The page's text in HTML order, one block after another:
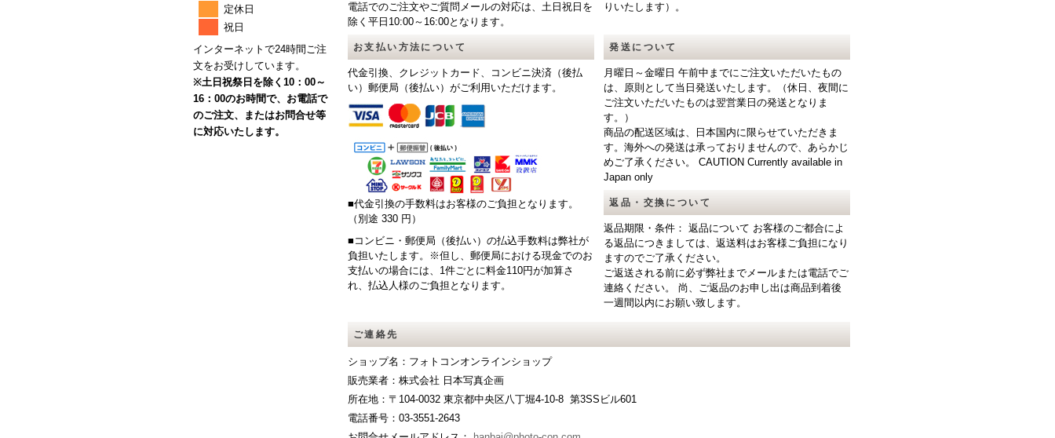
定休日
祝日
インターネットで24時間ご注
文をお受けしています。
※土日祝祭日を除く10：00～
16：00のお時間で、お電話で
のご注文、またはお問合せ等
に対応いたします。
電話でのご注文やご質問メールの対応は、土日祝日を
除く平日10:00～16:00となります。
お支払い方法について
代金引換、クレジットカード、コンビニ決済（後払
い）郵便局（後払い）がご利用いただけます。
■代金引換の手数料はお客様のご負担となります。
（別途 330 円）
■コンビニ・郵便局（後払い）の払込手数料は弊社が
負担いたします。※但し、郵便局における現金でのお
支払いの場合には、1件ごとに料金110円が加算さ
れ、払込人様のご負担となります。
りいたします）。
発送について
月曜日～金曜日 午前中までにご注文いただいたもの
は、原則として当日発送いたします。（休日、夜間に
ご注文いただいたものは翌営業日の発送となりま
す。）
商品の配送区域は、日本国内に限らせていただきま
す。海外への発送は承っておりませんので、あらかじ
めご了承ください。 CAUTION Currently available in
Japan only
返品・交換について
返品期限・条件： 返品について お客様のご都合によ
る返品につきましては、返送料はお客様ご負担になり
ますのでご了承ください。
ご返送される前に必ず弊社までメールまたは電話でご
連絡ください。 尚、ご返品のお申し出は商品到着後
一週間以内にお願い致します。
ご連絡先
ショップ名：フォトコンオンラインショップ
販売業者：株式会社 日本写真企画
所在地：〒104-0032 東京都中央区八丁堀4-10-8 第3SSビル601
電話番号：03-3551-2643